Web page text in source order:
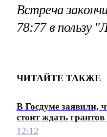
Встреча
78:77 в пользу
ЧИТАЙТЕ ТАКЖЕ
В Госдуме заявили,
стоит ждать
12:12